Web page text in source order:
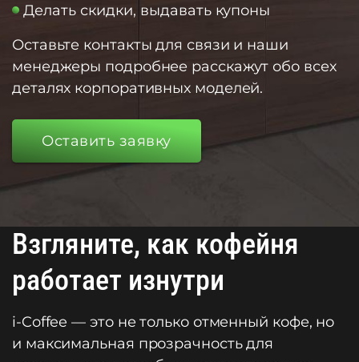
Делать скидки, выдавать купоны
Оставьте контакты для связи и наши
менеджеры подробнее расскажут обо всех
деталях корпоративных моделей.
Оставить заявку
Взгляните, как кофейня
работает изнутри
i-Coffee — это не только отменный кофе, но
и максимальная прозрачность для